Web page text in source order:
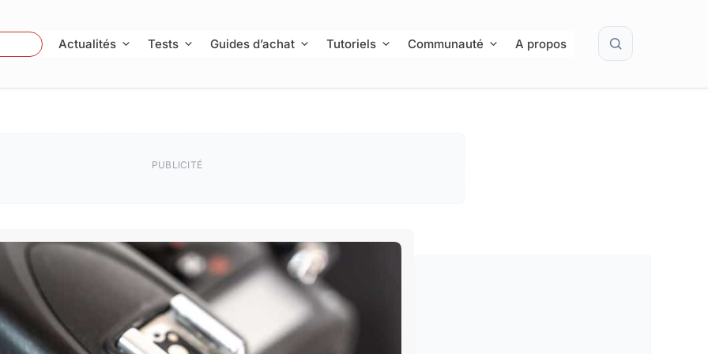
Actualités Tests Guides d’achat Tutoriels Communauté A propos Rechercher
PUBLICITÉ